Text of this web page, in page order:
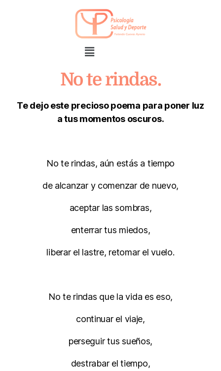
No te rindas.
Te dejo este precioso poema para poner luz
a tus momentos oscuros.
No te rindas, aún estás a tiempo
de alcanzar y comenzar de nuevo,
aceptar las sombras,
enterrar tus miedos,
liberar el lastre, retomar el vuelo.
No te rindas que la vida es eso,
continuar el viaje,
perseguir tus sueños,
destrabar el tiempo,